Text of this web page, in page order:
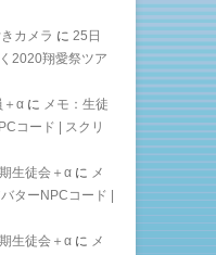
カメラ に 25日
2020翔愛祭ツア
＋α に メモ：生徒
コード | スクリ
生徒会＋α に メ
ターNPCコード |
生徒会＋α に メ